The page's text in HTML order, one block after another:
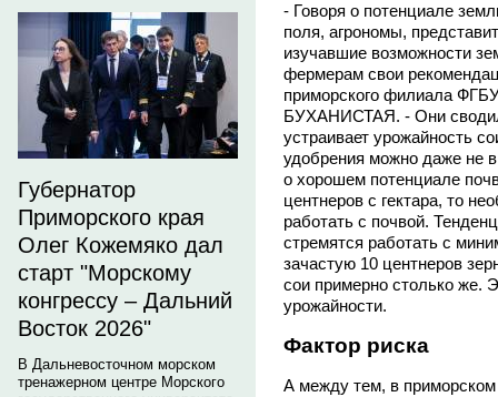
Губернатор
Приморского края
Олег Кожемяко дал
старт "Морскому
конгрессу – Дальний
Восток 2026"
В Дальневосточном морском
тренажерном центре Морского
- Говоря о потенциале
поля, агрономы,
изучавшие возможности
фермерам свои
приморского филиала
БУХАНИСТАЯ. - Они
устраивает урожайность
удобрения можно даже не
о хорошем потенциале
центнеров с гектара, то
работать с почвой.
стремятся работать с
зачастую 10 центнеров
сои примерно столько же.
урожайности.
Фактор риска
А между тем, в